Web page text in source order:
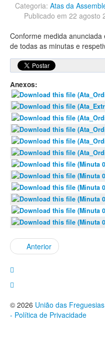
Categoria: Atas da
Publicado em 22 agosto
Conforme medida
de todas as minutas e
Anexos:
Anterior
© 2026 União das
- Política de Privacidade